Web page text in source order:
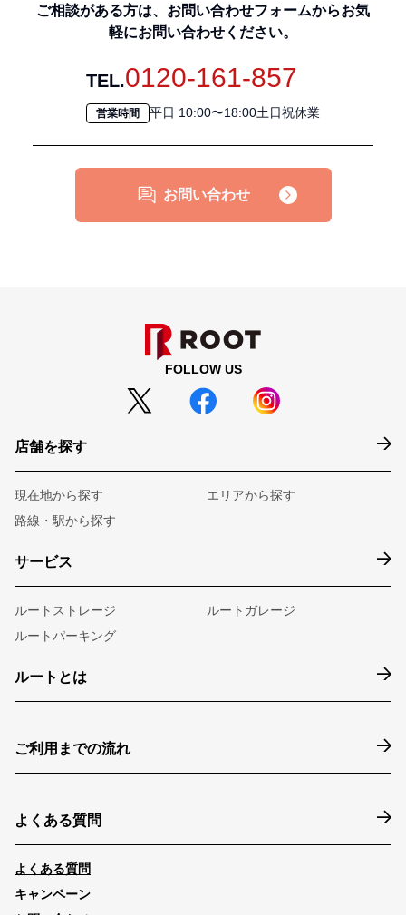
ご相談がある方は、お問い合わせフォームからお気
軽にお問い合わせください。
TEL.0120-161-857
営業時間 平日 10:00〜18:00土日祝休業
お問い合わせ
FOLLOW US
店舗を探す
現在地から探す
エリアから探す
路線・駅から探す
サービス
ルートストレージ
ルートガレージ
ルートパーキング
ルートとは
ご利用までの流れ
よくある質問
よくある質問
キャンペーン